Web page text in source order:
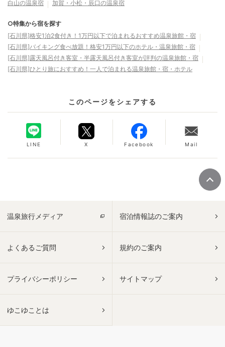
白山の温泉宿
加賀・小松・辰口の温泉宿
○特集から宿を探す
[石川県]格安1泊2食付き！1万円以下で泊まれるおすすめ温泉旅館・宿
[石川県]バイキング食べ放題！格安1万円以下のホテル・温泉旅館・宿
[石川県]露天風呂付き客室・半露天風呂付き客室が評判の温泉旅館・宿
[石川県]ひとり旅におすすめ！一人で泊まれる温泉旅館・宿・ホテル
このページをシェアする
LINE X Facebook Mail
温泉旅行メディア 宿泊情報誌のご案内
よくあるご質問 規約のご案内
プライバシーポリシー サイトマップ
ゆこゆことは